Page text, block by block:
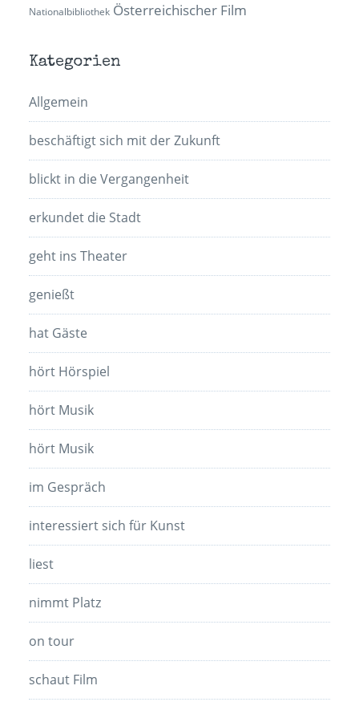
Nationalbibliothek Österreichischer Film
Kategorien
Allgemein
beschäftigt sich mit der Zukunft
blickt in die Vergangenheit
erkundet die Stadt
geht ins Theater
genießt
hat Gäste
hört Hörspiel
hört Musik
hört Musik
im Gespräch
interessiert sich für Kunst
liest
nimmt Platz
on tour
schaut Film